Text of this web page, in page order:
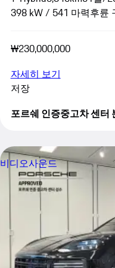
398 kW / 541 마력후륜
₩230,000,000
자세히 보기
저장
포르쉐 인증중고차 센터
비디오사운드